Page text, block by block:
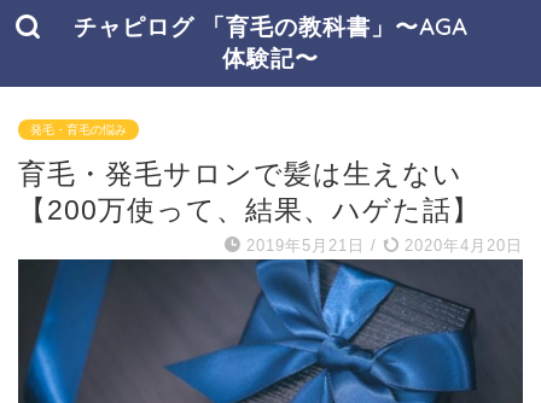
チャピログ 「育毛の教科書」〜AGA
体験記〜
発毛・育毛の悩み
育毛・発毛サロンで髪は生えない
【200万使って、結果、ハゲた話】
2019年5月21日 / 2020年4月20日